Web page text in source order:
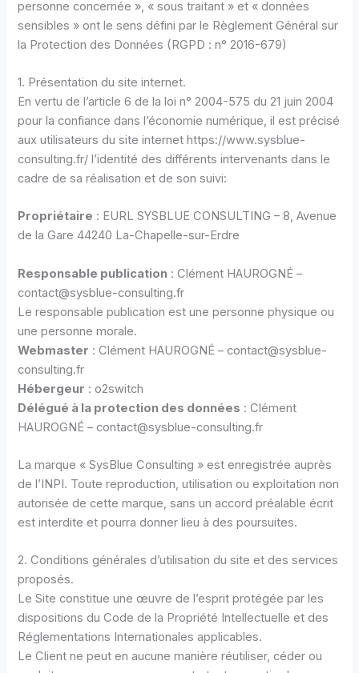
personne concernée », « sous traitant » et « données
sensibles » ont le sens défini par le Règlement Général sur
la Protection des Données (RGPD : n° 2016-679)
1. Présentation du site internet.
En vertu de l’article 6 de la loi n° 2004-575 du 21 juin 2004
pour la confiance dans l’économie numérique, il est précisé
aux utilisateurs du site internet https://www.sysblue-
consulting.fr/ l’identité des différents intervenants dans le
cadre de sa réalisation et de son suivi:
Propriétaire : EURL SYSBLUE CONSULTING – 8, Avenue
de la Gare 44240 La-Chapelle-sur-Erdre
Responsable publication : Clément HAUROGNÉ –
contact@sysblue-consulting.fr
Le responsable publication est une personne physique ou
une personne morale.
Webmaster : Clément HAUROGNÉ – contact@sysblue-
consulting.fr
Hébergeur : o2switch
Délégué à la protection des données : Clément
HAUROGNÉ – contact@sysblue-consulting.fr
La marque « SysBlue Consulting » est enregistrée auprès
de l’INPI. Toute reproduction, utilisation ou exploitation non
autorisée de cette marque, sans un accord préalable écrit
est interdite et pourra donner lieu à des poursuites.
2. Conditions générales d’utilisation du site et des services
proposés.
Le Site constitue une œuvre de l’esprit protégée par les
dispositions du Code de la Propriété Intellectuelle et des
Réglementations Internationales applicables.
Le Client ne peut en aucune manière réutiliser, céder ou